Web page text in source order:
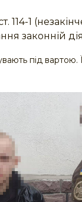
ст. 114-1
законній
під вартою.